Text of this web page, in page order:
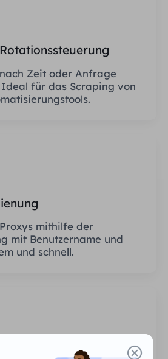
Zeit oder Anfrage
für das Scraping von
mithilfe der
mit Benutzername und
und schnell.